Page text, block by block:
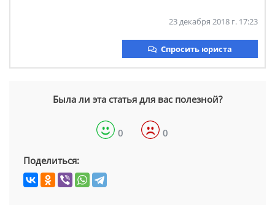
23 декабря 2018 г. 17:23
Спросить юриста
Была ли эта статья для вас полезной?
0 0
Поделиться: